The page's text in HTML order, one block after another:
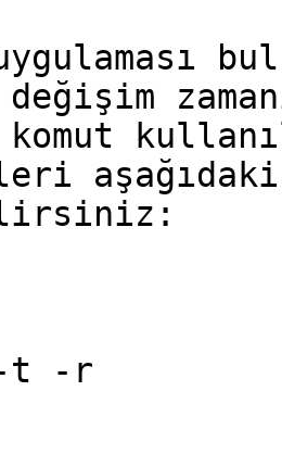
komut
t -r